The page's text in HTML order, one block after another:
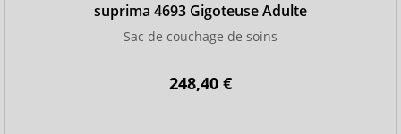
suprima 4693 Gigoteuse Adulte
Sac de couchage de soins
248,40 €